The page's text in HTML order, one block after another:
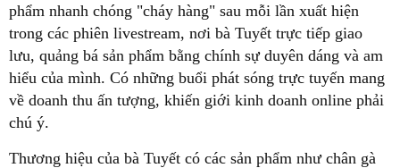
phẩm nhanh chóng "cháy hàng" sau mỗi lần xuất hiện
trong các phiên livestream, nơi bà Tuyết trực tiếp giao
lưu, quảng bá sản phẩm bằng chính sự duyên dáng và am
hiểu của mình. Có những buổi phát sóng trực tuyến mang
về doanh thu ấn tượng, khiến giới kinh doanh online phải
chú ý.
Thương hiệu của bà Tuyết có các sản phẩm như chân gà